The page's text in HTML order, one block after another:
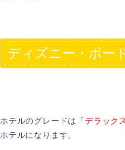
ディズニー・ボー
ホテルのグレードは「デラック
ホテルになります。